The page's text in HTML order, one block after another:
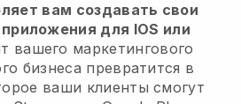
вам создавать свои
для IOS или
вашего маркетингового
бизнеса превратится в
ваши клиенты смогут